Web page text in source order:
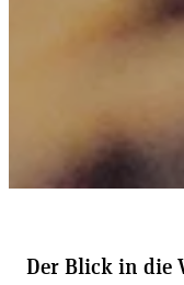
Der Blick in die